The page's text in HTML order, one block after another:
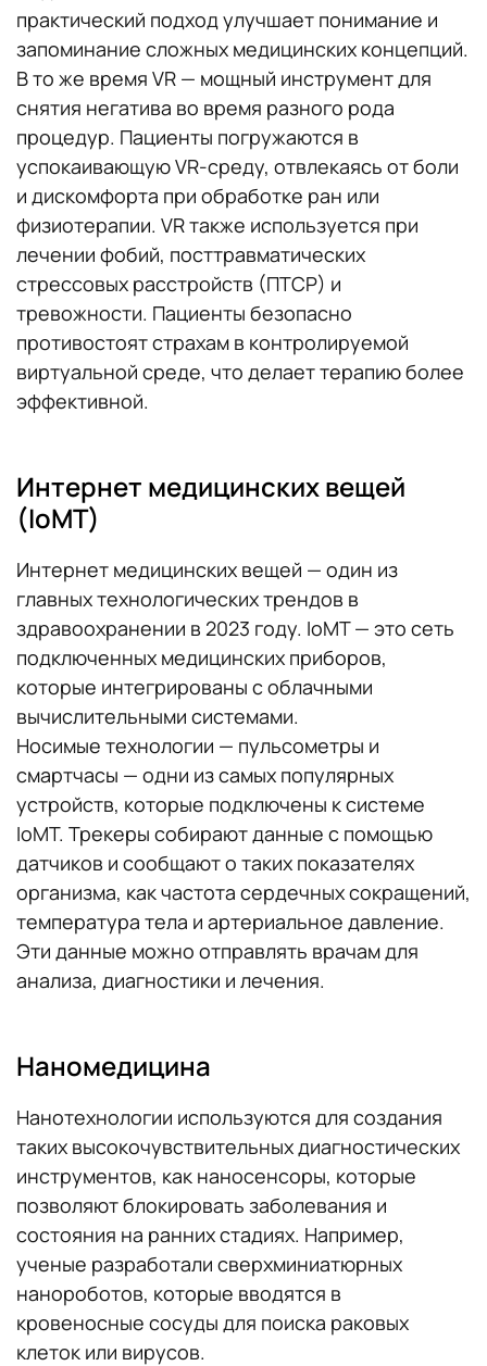
практический подход улучшает понимание и
запоминание сложных медицинских концепций.
В то же время VR — мощный инструмент для
снятия негатива во время разного рода
процедур. Пациенты погружаются в
успокаивающую VR-среду, отвлекаясь от боли
и дискомфорта при обработке ран или
физиотерапии. VR также используется при
лечении фобий, посттравматических
стрессовых расстройств (ПТСР) и
тревожности. Пациенты безопасно
противостоят страхам в контролируемой
виртуальной среде, что делает терапию более
эффективной.
Интернет медицинских вещей
(IoMT)
Интернет медицинских вещей — один из
главных технологических трендов в
здравоохранении в 2023 году. IoMT — это сеть
подключенных медицинских приборов,
которые интегрированы с облачными
вычислительными системами.
Носимые технологии — пульсометры и
смартчасы — одни из самых популярных
устройств, которые подключены к системе
IoMT. Трекеры собирают данные с помощью
датчиков и сообщают о таких показателях
организма, как частота сердечных сокращений,
температура тела и артериальное давление.
Эти данные можно отправлять врачам для
анализа, диагностики и лечения.
Наномедицина
Нанотехнологии используются для создания
таких высокочувствительных диагностических
инструментов, как наносенсоры, которые
позволяют блокировать заболевания и
состояния на ранних стадиях. Например,
ученые разработали сверхминиатюрных
нанороботов, которые вводятся в
кровеносные сосуды для поиска раковых
клеток или вирусов.